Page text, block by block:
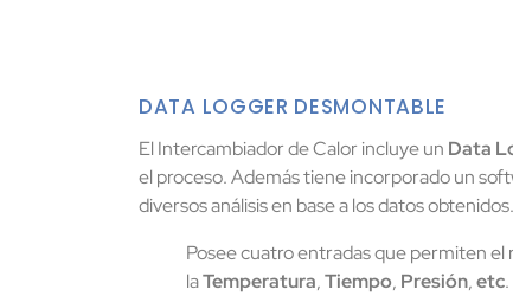
DATA LOGGER DESMONTABLE
El Intercambiador de Calor incluye un Data
el proceso. Además tiene incorporado un
diversos análisis en base a los datos obtenidos.
Posee cuatro entradas que permiten el
laTemperatura,Tiempo, Presión,etc.